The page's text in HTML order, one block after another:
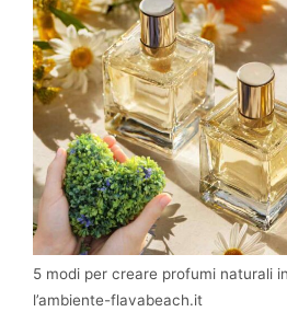
5 modi per creare profumi naturali
l’ambiente-flavabeach.it